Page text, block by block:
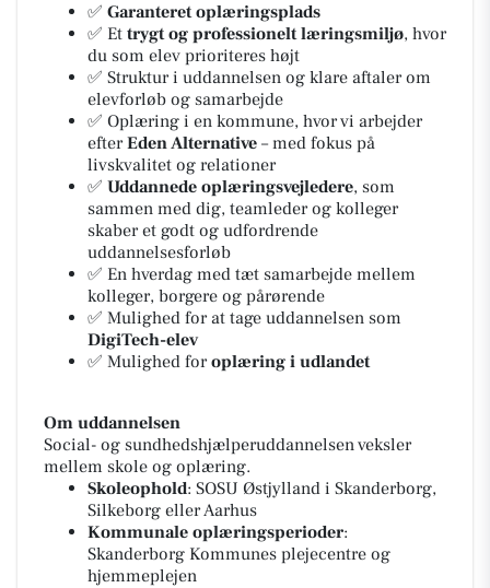
✅ Garanteret oplæringsplads
✅ Et trygt og professionelt læringsmiljø, hvor
du som elev prioriteres højt
✅ Struktur i uddannelsen og klare aftaler om
elevforløb og samarbejde
✅ Oplæring i en kommune, hvor vi arbejder
efterEden Alternative – med fokus på
livskvalitet og relationer
✅ Uddannede oplæringsvejledere, som
sammen med dig, teamleder og kolleger
skaber et godt og udfordrende
uddannelsesforløb
✅ En hverdag med tæt samarbejde mellem
kolleger, borgere og pårørende
✅ Mulighed for at tage uddannelsen som
DigiTech-elev
✅ Mulighed foroplæring i udlandet
Om uddannelsen
Social- og sundhedshjælperuddannelsen veksler
mellem skole og oplæring.
Skoleophold: SOSU Østjylland i Skanderborg,
Silkeborg eller Aarhus
Kommunale oplæringsperioder:
Skanderborg Kommunes plejecentre og
hjemmeplejen